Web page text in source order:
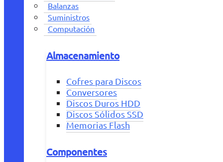
Balanzas
Suministros
Computación
Almacenamiento
Cofres para Discos
Conversores
Discos Duros HDD
Discos Sólidos SSD
Memorias Flash
Componentes